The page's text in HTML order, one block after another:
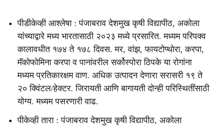
पीडीकेव्ही आश्लेषा : पंजाबराव देशमुख कृषी विद्यापीठ, अकोला
यांच्याद्वारे मध्य भारतासाठी २०२३ मध्ये प्रसारित. मध्यम परिपक्व
कालावधीत १७४ ते १७८ दिवस. मर, वांझ, फायटोप्थोरा, करपा,
मॅकोफोमिना करपा व पानांवरील सर्कोस्पोरा ठिपके या रोगांना
मध्यम प्रतिकारक्षम वाण. अधिक उत्पादन देणारा सरासरी १९ ते
२० क्विंटल/हेक्टर. जिरायती आणि बागायती दोन्ही परिस्थितींसाठी
योग्य. मध्यम पसरणारी वाढ.
पीकेव्ही तारा : पंजाबराव देशमुख कृषी विद्यापीठ, अकोला